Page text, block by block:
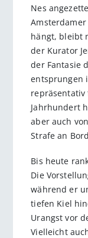
Nes
Amsterdamer
hängt, bleibt
der Kurator
der Fantasie
entsprungen
repräsentativ
Jahrhundert
aber auch
Strafe an
Bis heute
Die
während er
tiefen Kiel
Urangst vor
Vielleicht